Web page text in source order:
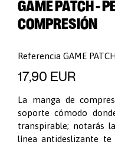
GAME PATCH -
COMPRESIÓN
Referencia GAME
17,90 EUR
La manga de
soporte cómodo
transpirable; notarás
línea antideslizante te